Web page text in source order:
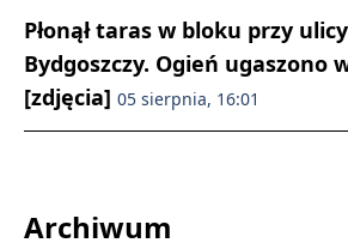
Płonął taras w bloku przy
Bydgoszczy. Ogień ugaszono
[zdjęcia] 05 sierpnia, 16:01
Archiwum